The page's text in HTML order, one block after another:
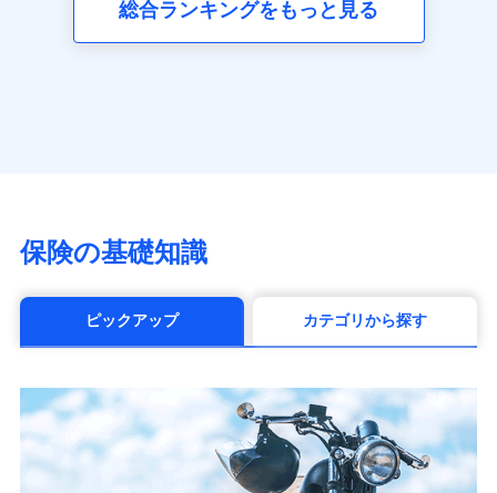
アクサ生命保険株式会社
（https://www.axa.co.jp/）
第一ネオ生命保険株式会社
（https://neofirst.co.jp/）
life.co.jp）
太陽生命保険株式会社（https://www.taiyo-
（https://www.zurichlife.co.jp/）
東京海上日動あんしん生命保険株式会社
（https://www.tmn-anshin.co.jp/）
なないろ生命保険株式会社
総合ランキングをもっと見る
保険の基礎知識
ピックアップ カテゴリから探す